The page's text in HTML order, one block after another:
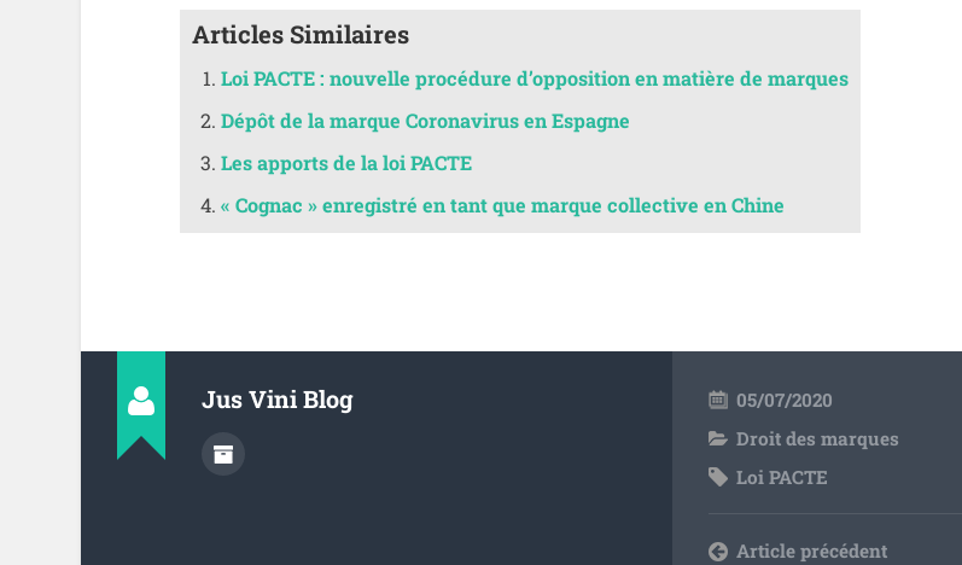
Articles Similaires
Loi PACTE : nouvelle procédure d’opposition en matière de marques
Dépôt de la marque Coronavirus en Espagne
Les apports de la loi PACTE
« Cognac » enregistré en tant que marque collective en Chine
Jus Vini Blog
05/07/2020
Droit des marques
Loi PACTE
Article précédent